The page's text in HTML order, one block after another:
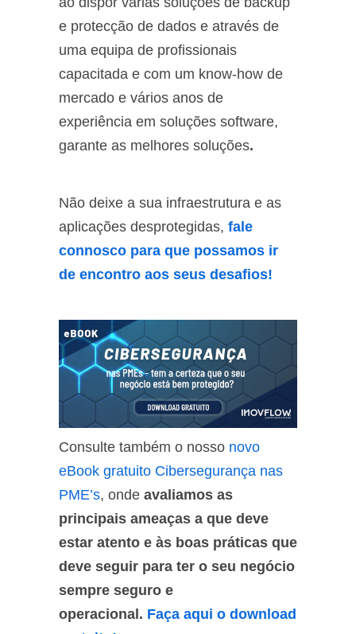
e protecção de dados e através de
uma equipa de profissionais
capacitada e com um know-how de
mercado e vários anos de
experiência em soluções software,
garante as melhores soluções.
Não deixe a sua infraestrutura e as
aplicações desprotegidas, fale
connosco para que possamos ir
de encontro aos seus desafios!
Consulte também o nosso novo
eBook gratuito Cibersegurança nas
PME’s, onde avaliamos as
principais ameaças a que deve
estar atento e às boas práticas que
deve seguir para ter o seu negócio
sempre seguro e
operacional. Faça aqui o download